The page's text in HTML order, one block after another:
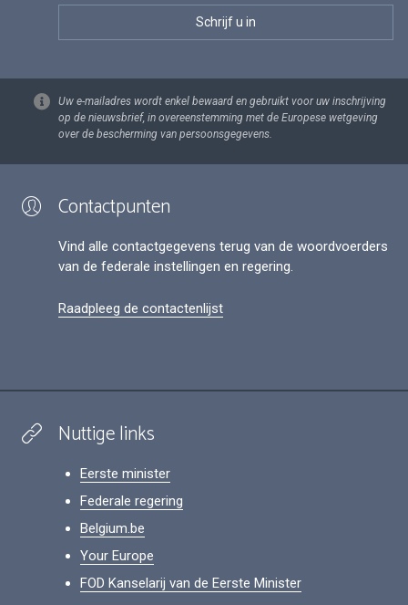
Uw e-mailadres wordt enkel bewaard en gebruikt voor uw inschrijving
op de nieuwsbrief, in overeenstemming met de Europese wetgeving
over de bescherming van persoonsgegevens.
Contactpunten
Vind alle contactgegevens terug van de woordvoerders
van de federale instellingen en regering.
Raadpleeg de contactenlijst
Nuttige links
Eerste minister
Federale regering
Belgium.be
Your Europe
FOD Kanselarij van de Eerste Minister